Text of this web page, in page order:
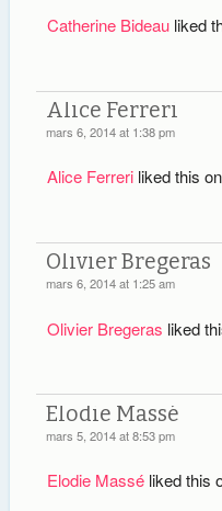
Catherine Bideauliked
Alice Ferreri
mars 6, 2014 at 1:38 pm
Alice Ferreriliked this
Olivier Bregeras
mars 6, 2014 at 1:25 am
Olivier Bregeras liked
Elodie Massé
mars 5, 2014 at 8:53 pm
Elodie Masséliked this